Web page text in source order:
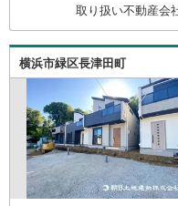
り、実際の適用金
情勢により表記の
ーーーーーーーー
取り扱い不動産会
横浜市緑区長津田町